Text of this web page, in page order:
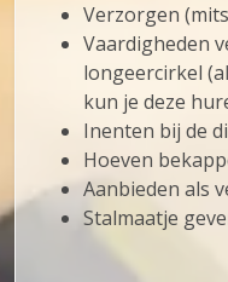
Verzorgen
Vaardigheden
longeercirkel
kun je deze
Inenten bij de
Hoeven
Aanbieden als
Stalmaatje